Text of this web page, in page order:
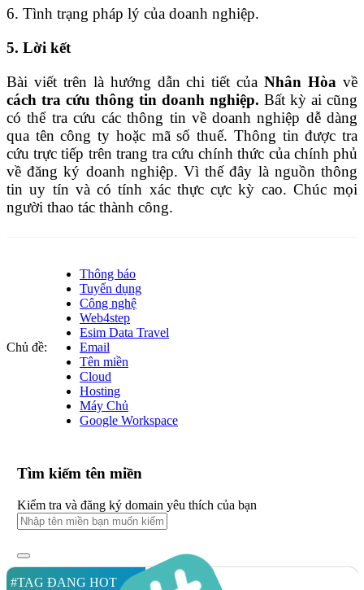
6. Tình trạng pháp lý của doanh nghiệp.
5. Lời kết
Bài viết trên là hướng dẫn chi tiết củaNhân Hòa về
cách tra cứu thông tin doanh nghiệp. Bất kỳ ai cũng
có thể tra cứu các thông tin về doanh nghiệp dễ dàng
qua tên công ty hoặc mã số thuế. Thông tin được tra
cứu trực tiếp trên trang tra cứu chính thức của chính phủ
về đăng ký doanh nghiệp. Vì thế đây là nguồn thông
tin uy tín và có tính xác thực cực kỳ cao. Chúc mọi
người thao tác thành công.
Chủ đề:
Thông báo
Tuyển dụng
Công nghệ
Web4step
Esim Data Travel
Email
Tên miền
Cloud
Hosting
Máy Chủ
Google Workspace
Tìm kiếm tên miền
Kiểm tra và đăng ký domain yêu thích của bạn
#TAG ĐANG HOT